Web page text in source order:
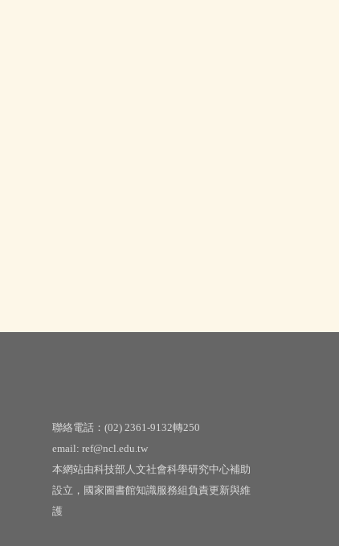
聯絡電話：(02) 2361-9132轉250
email: ref@ncl.edu.tw
本網站由科技部人文社會科學研究中心補助
設立，國家圖書館知識服務組負責更新與維
護